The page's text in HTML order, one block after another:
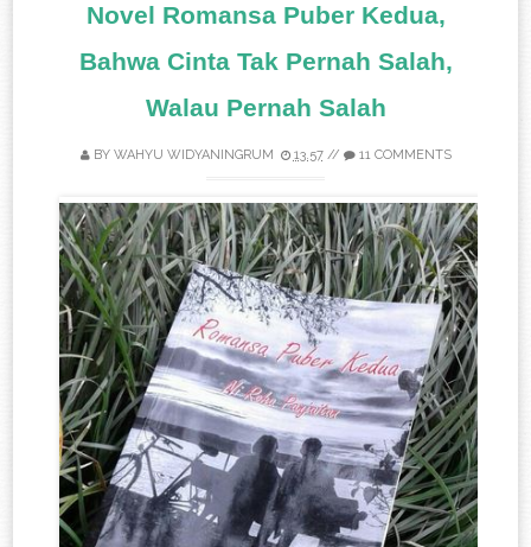
Novel Romansa Puber Kedua,
Bahwa Cinta Tak Pernah Salah,
Walau Pernah Salah
BY WAHYU WIDYANINGRUM 13.57// 11 COMMENTS